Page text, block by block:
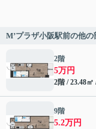
M’プラザ小阪駅前の他の
2階
5万円
2階 / 23.48㎡
9階
5.2万円